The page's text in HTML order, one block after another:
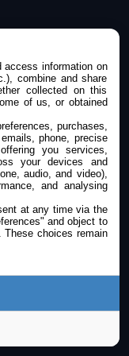
Tiers)
Tiers)
access information on
combine and share
collected on this
of us, or obtained
purchases,
phone, precise
you services,
your devices and
audio, and video),
and analysing
at any time via the
and object to
choices remain